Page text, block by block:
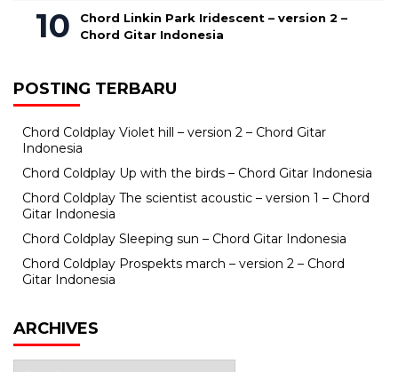
Chord Linkin Park Iridescent – version 2 –
Chord Gitar Indonesia
POSTING TERBARU
Chord Coldplay Violet hill – version 2 – Chord Gitar
Indonesia
Chord Coldplay Up with the birds – Chord Gitar Indonesia
Chord Coldplay The scientist acoustic – version 1 – Chord
Gitar Indonesia
Chord Coldplay Sleeping sun – Chord Gitar Indonesia
Chord Coldplay Prospekts march – version 2 – Chord
Gitar Indonesia
ARCHIVES